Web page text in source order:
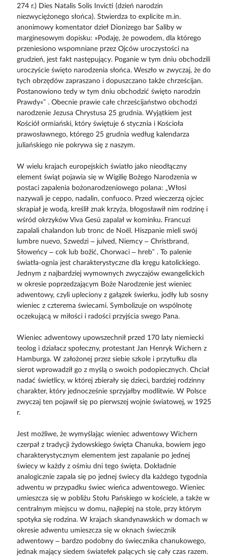
274 r.) Dies Natalis Solis Invicti (dzień narodzin
niezwyciężonego słońca). Stwierdza to explicite m.in.
anonimowy komentator dzieł Dionizego bar Saliby w
marginesowym dopisku: »Podaję, że powodem, dla którego
przeniesiono wspomniane przez Ojców uroczystości na
grudzień, jest fakt następujący. Poganie w tym dniu obchodzili
uroczyście święto narodzenia słońca. Weszło w zwyczaj, że do
tych obrzędów zapraszano i dopuszczano także chrześcijan.
Postanowiono tedy w tym dniu obchodzić święto narodzin
Prawdy«” . Obecnie prawie całe chrześcijaństwo obchodzi
narodzenie Jezusa Chrystusa 25 grudnia. Wyjątkiem jest
Kościół ormiański, który świętuje 6 stycznia i Kościoła
prawosławnego, którego 25 grudnia według kalendarza
juliańskiego nie pokrywa się z naszym.
W wielu krajach europejskich światło jako nieodłączny
element świąt pojawia się w Wigilię Bożego Narodzenia w
postaci zapalenia bożonarodzeniowego polana: „Włosi
nazywali je ceppo, nadalin, confuoco. Przed wieczerzą ojciec
skrapiał je wodą, kreślił znak krzyża, błogosławił nim rodzinę i
wśród okrzyków Viva Gesú zapalał w kominku. Francuzi
zapalali chalandon lub tronc de Noël. Hiszpanie mieli swój
lumbre nuevo, Szwedzi – julved, Niemcy – Christbrand,
Słoweńcy – cok lub božić, Chorwaci – hreb” . To palenie
światła-ognia jest charakterystyczne dla kręgu katolickiego.
Jednym z najbardziej wymownych zwyczajów ewangelickich
w okresie poprzedzającym Boże Narodzenie jest wieniec
adwentowy, czyli upleciony z gałązek świerku, jodły lub sosny
wieniec z czterema świecami. Symbolizuje on wspólnotę
oczekującą w miłości i radości przyjścia swego Pana.
Wieniec adwentowy upowszechnił przed 170 laty niemiecki
teolog i działacz społeczny, protestant Jan Henryk Wichern z
Hamburga. W założonej przez siebie szkole i przytułku dla
sierot wprowadził go z myślą o swoich podopiecznych. Chciał
nadać świetlicy, w której zbierały się dzieci, bardziej rodzinny
charakter, który jednocześnie sprzyjałby modlitwie. W Polsce
zwyczaj ten pojawił się po pierwszej wojnie światowej, w 1925
r.
Jest możliwe, że wymyślając wieniec adwentowy Wichern
czerpał z tradycji żydowskiego święta Chanuka, bowiem jego
charakterystycznym elementem jest zapalanie po jednej
świecy w każdy z ośmiu dni tego święta. Dokładnie
analogicznie zapala się po jednej świecy dla każdego tygodnia
adwentu w przypadku świec wieńca adwentowego. Wieniec
umieszcza się w pobliżu Stołu Pańskiego w kościele, a także w
centralnym miejscu w domu, najlepiej na stole, przy którym
spotyka się rodzina. W krajach skandynawskich w domach w
okresie adwentu umieszcza się w oknach świecznik
adwentowy – bardzo podobny do świecznika chanukowego,
jednak mający siedem światełek palących się cały czas razem.